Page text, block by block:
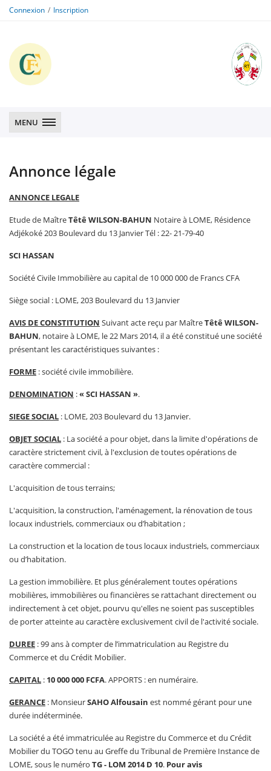
Connexion Inscription
MENU
Annonce légale
ANNONCE LEGALE
Etude de MaîtreTêtê WILSON-BAHUN Notaire à LOME, Résidence
Adjékoké 203 Boulevard du 13 Janvier Tél : 22- 21-79-40
SCI HASSAN
Société Civile Immobilière au capital de 10 000 000 de Francs CFA
Siège social : LOME, 203 Boulevard du 13 Janvier
AVIS DE CONSTITUTION Suivant acte reçu par MaîtreTêtê WILSON-
BAHUN, notaire à LOME, le 22 Mars 2014, il a été constitué une société
présentant les caractéristiques suivantes :
FORME : société civile immobilière.
DENOMINATION :« SCI HASSAN ».
SIEGE SOCIAL : LOME, 203 Boulevard du 13 Janvier.
OBJET SOCIAL : La société a pour objet, dans la limite d'opérations de
caractère strictement civil, à l'exclusion de toutes opérations de
caractère commercial :
L'acquisition de tous terrains;
L'acquisition, la construction, l'aménagement, la rénovation de tous
locaux industriels, commerciaux ou d’habitation ;
La construction et la location de tous locaux industriels, commerciaux
ou d’habitation.
La gestion immobilière. Et plus généralement toutes opérations
mobilières, immobilières ou financières se rattachant directement ou
indirectement à cet objet, pourvu qu'elles ne soient pas susceptibles
de porter atteinte au caractère exclusivement civil de l'activité sociale.
DUREE : 99 ans à compter de l’immatriculation au Registre du
Commerce et du Crédit Mobilier.
CAPITAL : 10 000 000 FCFA. APPORTS : en numéraire.
GERANCE : MonsieurSAHO Alfousain est nommé gérant pour une
durée indéterminée.
La société a été immatriculée au Registre du Commerce et du Crédit
Mobilier du TOGO tenu au Greffe du Tribunal de Première Instance de
LOME, sous le numéro TG - LOM 2014 D 10. Pour avis